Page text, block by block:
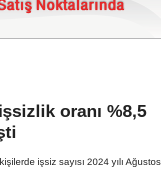
oranı %8,5
işsiz sayısı 2024 yılı Ağustos